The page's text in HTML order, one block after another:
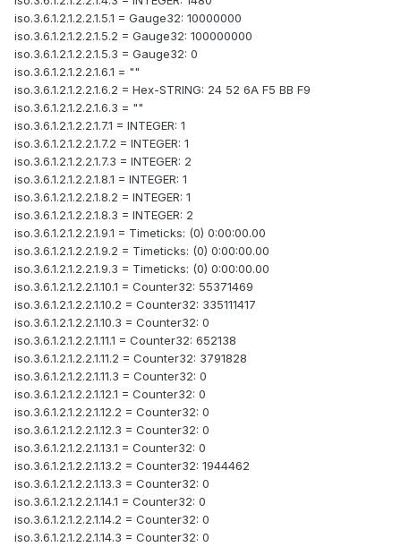
iso.3.6.1.2.1.2.2.1.5.1 = Gauge32: 10000000
iso.3.6.1.2.1.2.2.1.5.2 = Gauge32: 100000000
iso.3.6.1.2.1.2.2.1.5.3 = Gauge32: 0
iso.3.6.1.2.1.2.2.1.6.1 = ""
iso.3.6.1.2.1.2.2.1.6.2 = Hex-STRING: 24 52 6A F5 BB F9
iso.3.6.1.2.1.2.2.1.6.3 = ""
iso.3.6.1.2.1.2.2.1.7.1 = INTEGER: 1
iso.3.6.1.2.1.2.2.1.7.2 = INTEGER: 1
iso.3.6.1.2.1.2.2.1.7.3 = INTEGER: 2
iso.3.6.1.2.1.2.2.1.8.1 = INTEGER: 1
iso.3.6.1.2.1.2.2.1.8.2 = INTEGER: 1
iso.3.6.1.2.1.2.2.1.8.3 = INTEGER: 2
iso.3.6.1.2.1.2.2.1.9.1 = Timeticks: (0) 0:00:00.00
iso.3.6.1.2.1.2.2.1.9.2 = Timeticks: (0) 0:00:00.00
iso.3.6.1.2.1.2.2.1.9.3 = Timeticks: (0) 0:00:00.00
iso.3.6.1.2.1.2.2.1.10.1 = Counter32: 55371469
iso.3.6.1.2.1.2.2.1.10.2 = Counter32: 335111417
iso.3.6.1.2.1.2.2.1.10.3 = Counter32: 0
iso.3.6.1.2.1.2.2.1.11.1 = Counter32: 652138
iso.3.6.1.2.1.2.2.1.11.2 = Counter32: 3791828
iso.3.6.1.2.1.2.2.1.11.3 = Counter32: 0
iso.3.6.1.2.1.2.2.1.12.1 = Counter32: 0
iso.3.6.1.2.1.2.2.1.12.2 = Counter32: 0
iso.3.6.1.2.1.2.2.1.12.3 = Counter32: 0
iso.3.6.1.2.1.2.2.1.13.1 = Counter32: 0
iso.3.6.1.2.1.2.2.1.13.2 = Counter32: 1944462
iso.3.6.1.2.1.2.2.1.13.3 = Counter32: 0
iso.3.6.1.2.1.2.2.1.14.1 = Counter32: 0
iso.3.6.1.2.1.2.2.1.14.2 = Counter32: 0
iso.3.6.1.2.1.2.2.1.14.3 = Counter32: 0